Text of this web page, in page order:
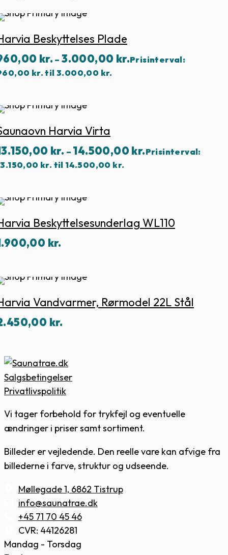
Beskyttelses Plade
kr. – 3.000,00 kr.Prisinterval:
kr. til 3.000,00 kr.
Harvia Virta
kr. – 14.500,00 kr.Prisinterval:
kr. til 14.500,00 kr.
Beskyttelsesunderlag WL110
kr.
Vandvarmer, Rørmodel 22L Stål
kr.
Salgsbetingelser
Privatlivspolitik
Vi tager forbehold for trykfejl og eventuelle
ændringer i priser samt sortiment.
Billeder er vejledende. Den reelle vare kan afvige fra
billederne i farve, struktur og udseende.
Møllegade 1, 6862 Tistrup
info@saunatrae.dk
+45 71 70 45 46
CVR: 44126281
Mandag - Torsdag